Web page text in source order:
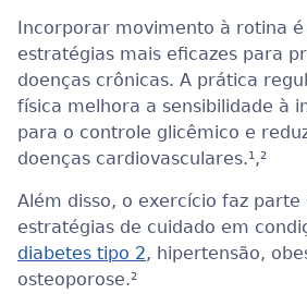
Incorporar movimento à rotina
estratégias mais eficazes para
doenças crônicas. A prática
física melhora a sensibilidade à
para o controle glicêmico e
doenças cardiovasculares.¹,²
Além disso, o exercício faz parte
estratégias de cuidado em
diabetes tipo 2, hipertensão,
osteoporose.²